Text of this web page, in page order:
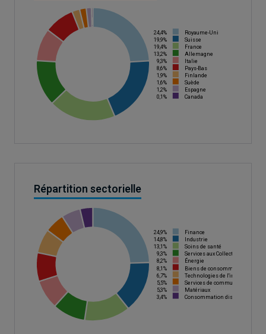
Royaume-Uni
24,4%
Suisse
19,9%
France
19,4%
Allemagne
13,2%
Italie
9,3%
Pays-Bas
8,6%
Finlande
1,9%
Suède
1,6%
Espagne
1,2%
Canada
0,1%
Répartition sectorielle
Finance
24,9%
Industrie
14,8%
Soins de santé
13,1%
Services aux Collectivités
9,3%
Énergie
8,2%
Biens de consommation de base
8,1%
Technologies de l'information
6,7%
Services de communication
5,5%
Matériaux
5,3%
Consommation discrétionnaire
3,4%